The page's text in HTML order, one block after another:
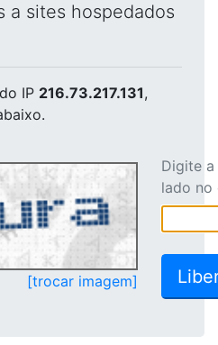
a sites hospedados
do IP 216.73.217.131,
[trocar imagem]
Digite
lado no